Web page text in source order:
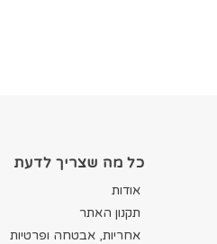
כל מה שצריך לדעת
אודות
תקנון האתר
אחריות, אבטחה ופרטיות